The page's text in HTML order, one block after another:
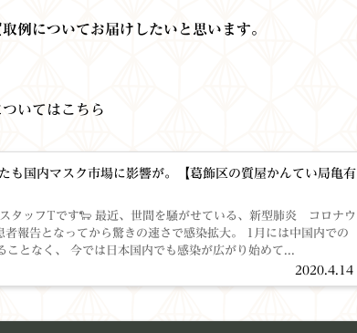
例についてお届けしたいと思います。
いてはこちら
も国内マスク市場に影響が。【葛飾区の質屋かんてい局亀有
2020.4.14
せている、新型肺炎 コロナウ
報告となってから驚きの速さで感染拡大。 1月には中国内での
ことなく、 今では日本国内でも感染が広がり始めて...